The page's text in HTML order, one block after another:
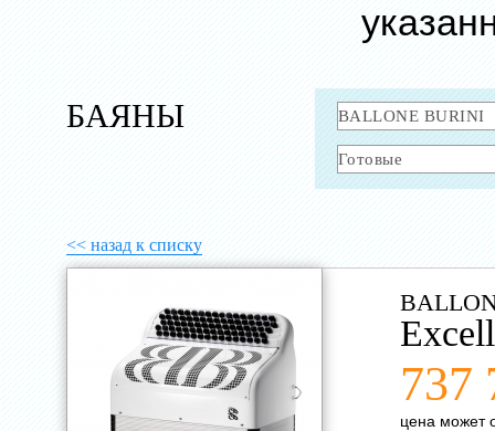
БАЯНЫ
<< назад к списку
737
цена может